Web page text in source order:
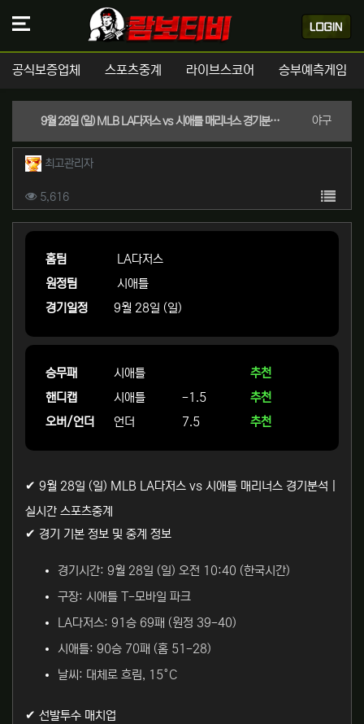
공식보증업체 스포츠중계 라이브스코어 승부예측게임
9월 28일 (일) MLB LA다저스 vs 시애틀 매리너스 경기분석 | 실시간 스포츠중계 야구분류
작성자 정보
최고관리자작성
컨텐츠 정보
5,616조회 목록
본문
홈팀
LA다저스
원정팀
시애틀
경기일정
9월 28일 (일)
승무패 시애틀
추천
핸디캡
시애틀 -1.5
추천
오버/언더
언더 7.5 추천
✔ 9월 28일 (일) MLB LA다저스 vs 시애틀 매리너스 경기분석 |
실시간 스포츠중계
✔ 경기 기본 정보 및 중계 정보
경기시간: 9월 28일 (일) 오전 10:40 (한국시간)
구장: 시애틀 T-모바일 파크
LA다저스: 91승 69패 (원정 39-40)
시애틀: 90승 70패 (홈 51-28)
날씨: 대체로 흐림, 15°C
✔ 선발투수 매치업